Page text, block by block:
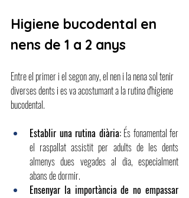
Higiene bucodental en
nens de 1 a 2 anys
Entre el primer i el segon any, el nen i la nena sol tenir
diverses dents i es va acostumant a la rutina d'higiene
bucodental.
Establir una rutina diària: És fonamental fer
el raspallat assistit per adults de les dents
almenys dues vegades al dia, especialment
abans de dormir.
Ensenyar la importància de no empassar